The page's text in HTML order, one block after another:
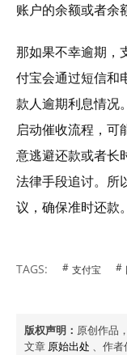
账户的余额或者余
那如果不幸逾期，
付宝会通过短信和
款人逾期利息情况
启动催收流程，可
意逃避还款或者长
法律手段追讨。所
议，确保准时还款。
TAGS: 支付宝
版权声明： 原创作品
文章 原始出处 、作者